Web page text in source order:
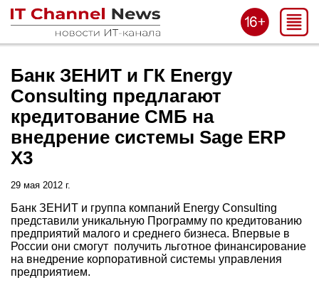
Банк ЗЕНИТ и ГК Energy
Consulting предлагают
кредитование СМБ на
внедрение системы Sage ERP
X3
29 мая 2012 г.
Банк ЗЕНИТ и группа компаний Energy Consulting
представили уникальную Программу по кредитованию
предприятий малого и среднего бизнеса. Впервые в
России они смогут получить льготное финансирование
на внедрение корпоративной системы управления
предприятием.